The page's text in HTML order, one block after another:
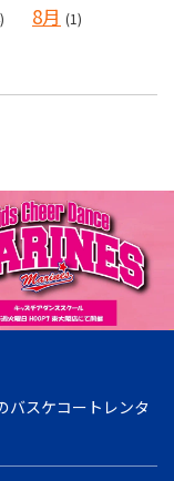
8月 (1)
バスケコートレンタ